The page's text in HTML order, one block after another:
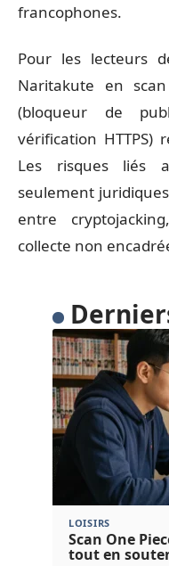
francophones.
Pour les lecteurs
Naritakute en
(bloqueur de
vérification HTTPS)
Les risques liés
seulement
entre
collecte non
LOISIRS
Scan One
tout en